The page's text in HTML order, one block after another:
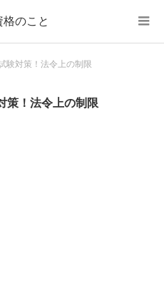
のこと
験対策！法令上の制限
策！法令上の制限